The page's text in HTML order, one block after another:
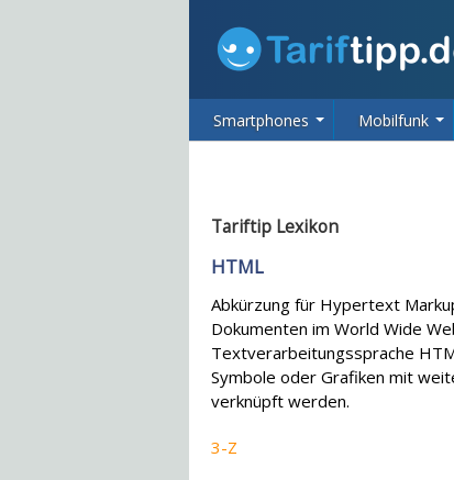
Smartphones Mobilfunk
Tariftip Lexikon
HTML
Abkürzung für Hypertext
Dokumenten im World Wide
Textverarbeitungssprache
Symbole oder Grafiken mit
verknüpft werden.
3-Z